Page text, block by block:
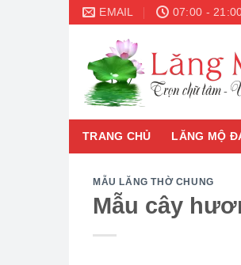
Skip
content
EMAIL 07:00 -
TRANG CHỦ LĂNG MỘ
MẪU LĂNG THỜ CHUNG
Mẫu cây